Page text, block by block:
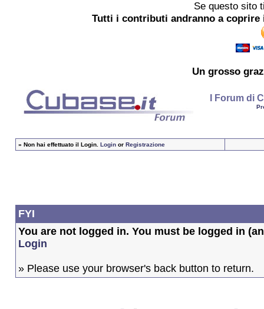
Se questo sito
Tutti i contributi andranno a
Un grosso
I Forum di
» Non hai effettuato il Login. Loginor Registrazione
FYI
You are not logged in. You must be logged in
Login
» Please use your browser's back button to return.